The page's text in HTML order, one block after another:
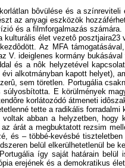
bôvülése és a
az anyagi eszközök
és a filmforgalmazás számára.
élet vezetô
Az MFA
V. ideiglenes kormány
és a nôk helyzetével
alkotmányban kapott helyet),
sem töretlen. Portugália
E körülmények
korlátozódó átmeneti
tette a radikális
abban a helyzetben, hogy
árát a megbuktatott rezsim
és – többé-kevésbé
belül elkerülhetetlenül
így saját határain
erejének és a demokratikus